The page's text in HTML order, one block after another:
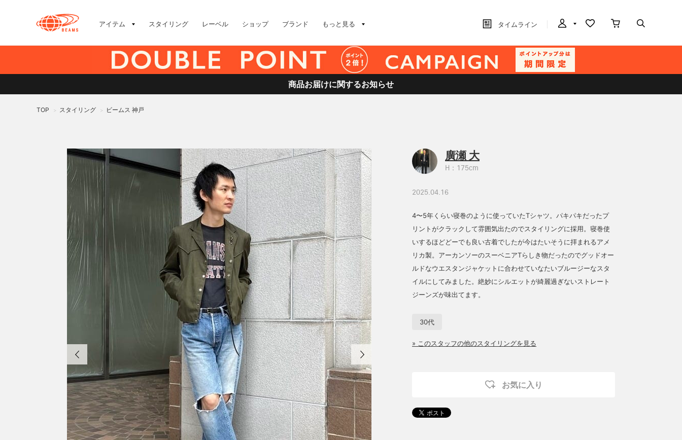
アイテム スタイリング レーベル ショップ ブランド もっと見る タイムライン
商品お届けに関するお知らせ
TOP > スタイリング > ビームス 神戸
廣瀬 大
H：175cm
2025.04.16
4〜5年くらい寝巻のように使っていたTシャツ。パキパキだったプ
リントがクラックして雰囲気出たのでスタイリングに採用。寝巻使
いするほどどーでも良い古着でしたが今はたいそうに拝まれるアメ
リカ製。アーカンソーのスーベニアTらしき物だったのでグッドオー
ルドなウエスタンジャケットに合わせていなたいブルージーなスタ
イルにしてみました。絶妙にシルエットが綺麗過ぎないストレート
ジーンズが味出てます。
30代
» このスタッフの他のスタイリングを見る
お気に入り